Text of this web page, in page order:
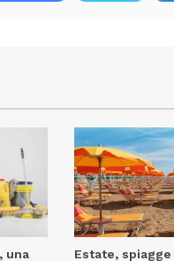
una Estate,